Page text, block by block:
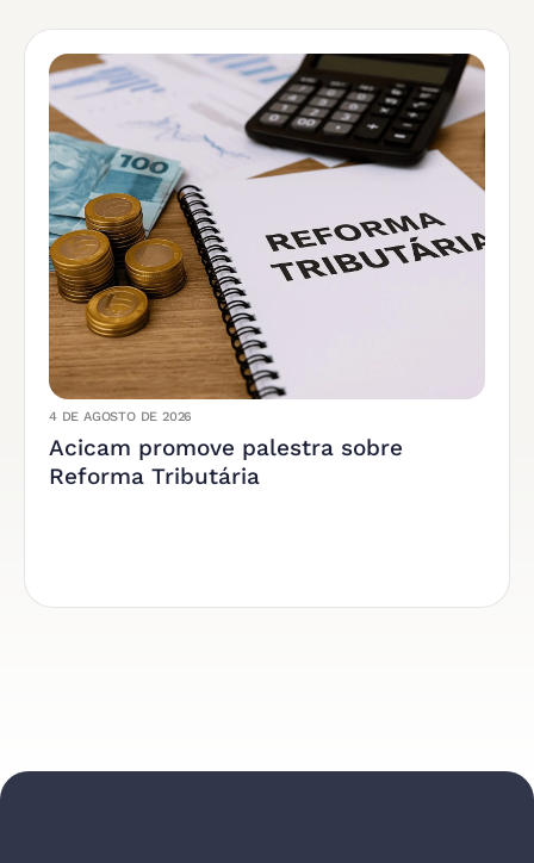
4 DE AGOSTO DE 2026
Acicam promove palestra sobre
Reforma Tributária